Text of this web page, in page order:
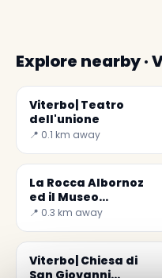
Explore nearby ·
Viterbo| Teatro
dell'unione
📍 0.1 km away
La Rocca Albornoz
ed il Museo
Archeologico
📍 0.3 km away
Viterbo| Chiesa di
San Giovanni